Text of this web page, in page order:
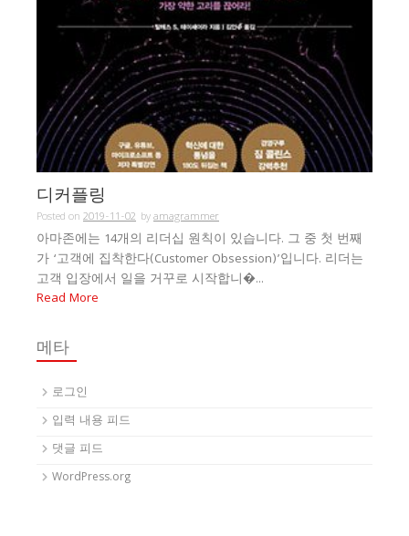
디커플링
Posted on 2019-11-02 byamagrammer
아마존에는 14개의 리더십 원칙이 있습니다. 그 중 첫 번째
가 ‘고객에 집착한다(Customer Obsession)’입니다. 리더는
고객 입장에서 일을 거꾸로 시작합니�...
Read More
메타
로그인
입력 내용 피드
댓글 피드
WordPress.org